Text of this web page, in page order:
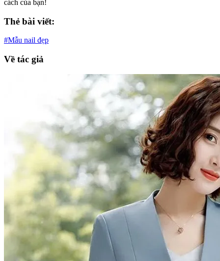
cách của bạn!
Thẻ bài viết:
#Mẫu nail đẹp
Về tác giả